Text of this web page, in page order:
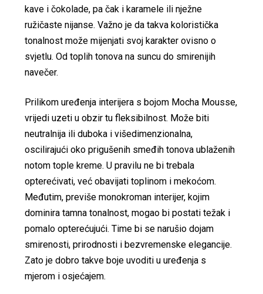
kave i čokolade, pa čak i karamele ili nježne
ružičaste nijanse. Važno je da takva koloristička
tonalnost može mijenjati svoj karakter ovisno o
svjetlu. Od toplih tonova na suncu do smirenijih
navečer.
Prilikom uređenja interijera s bojom Mocha Mousse,
vrijedi uzeti u obzir tu fleksibilnost. Može biti
neutralnija ili duboka i višedimenzionalna,
oscilirajući oko prigušenih smeđih tonova ublaženih
notom tople kreme. U pravilu ne bi trebala
opterećivati, već obavijati toplinom i mekoćom.
Međutim, previše monokroman interijer, kojim
dominira tamna tonalnost, mogao bi postati težak i
pomalo opterećujući. Time bi se narušio dojam
smirenosti, prirodnosti i bezvremenske elegancije.
Zato je dobro takve boje uvoditi u uređenja s
mjerom i osjećajem.